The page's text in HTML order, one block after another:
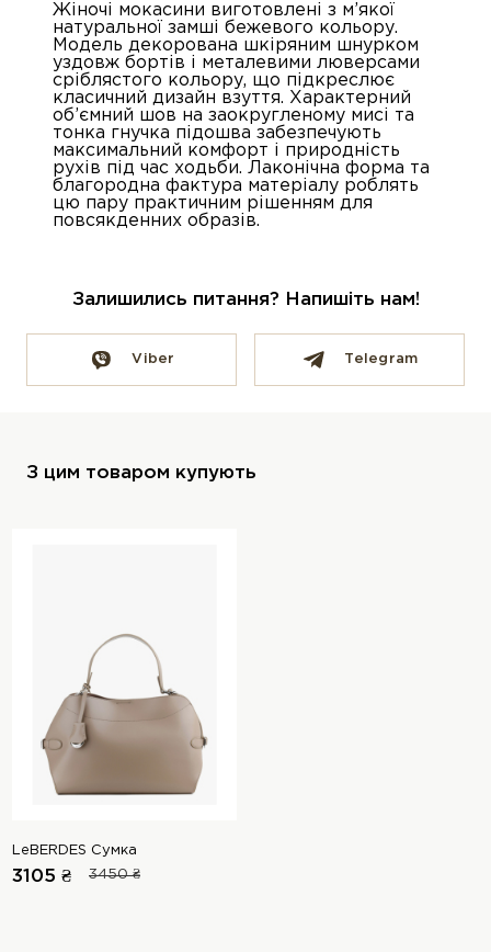
Жіночі мокасини виготовлені з м’якої
натуральної замші бежевого кольору.
Модель декорована шкіряним шнурком
уздовж бортів і металевими люверсами
сріблястого кольору, що підкреслює
класичний дизайн взуття. Характерний
об’ємний шов на заокругленому мисі та
тонка гнучка підошва забезпечують
максимальний комфорт і природність
рухів під час ходьби. Лаконічна форма та
благородна фактура матеріалу роблять
цю пару практичним рішенням для
повсякденних образів.
Залишились питання? Напишіть нам!
Viber Telegram
З цим товаром купують
LeBERDES Сумка
3105 ₴ 3450 ₴